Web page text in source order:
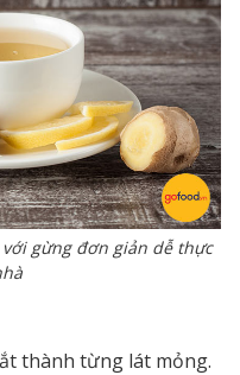
gừng đơn giản dễ thực
thành từng lát mỏng.